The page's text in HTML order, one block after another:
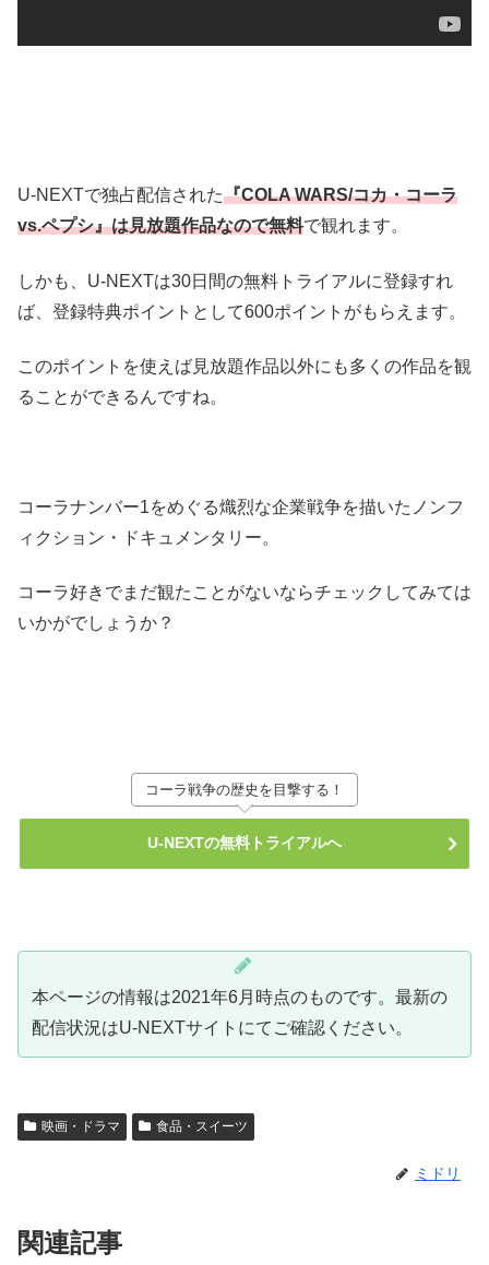
U-NEXTで独占配信された『COLA WARS/コカ・コーラ
vs.ペプシ』は見放題作品なので無料で観れます。
しかも、U-NEXTは30日間の無料トライアルに登録すれ
ば、登録特典ポイントとして600ポイントがもらえます。
このポイントを使えば見放題作品以外にも多くの作品を観
ることができるんですね。
コーラナンバー1をめぐる熾烈な企業戦争を描いたノンフ
ィクション・ドキュメンタリー。
コーラ好きでまだ観たことがないならチェックしてみては
いかがでしょうか？
コーラ戦争の歴史を目撃する！
U-NEXTの無料トライアルへ
本ページの情報は2021年6月時点のものです。最新の
配信状況はU-NEXTサイトにてご確認ください。
映画・ドラマ 食品・スイーツ
ミドリ
関連記事